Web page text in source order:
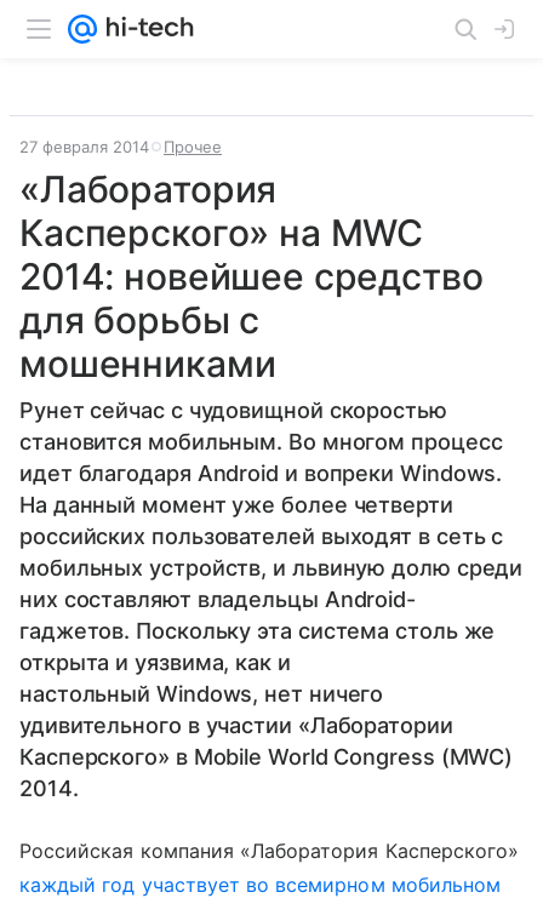
27 февраля 2014 Прочее
«Лаборатория
Касперского» на MWC
2014: новейшее средство
для борьбы с
мошенниками
Рунет сейчас с чудовищной скоростью
становится мобильным. Во многом процесс
идет благодаря Android и вопреки Windows.
На данный момент уже более четверти
российских пользователей выходят в сеть с
мобильных устройств, и львиную долю среди
них составляют владельцы Android-
гаджетов. Поскольку эта система столь же
открыта и уязвима, как и
настольный Windows, нет ничего
удивительного в участии «Лаборатории
Касперского» в Mobile World Congress (MWC)
2014.
Российская компания «Лаборатория Касперского»
каждый год участвует во всемирном мобильном